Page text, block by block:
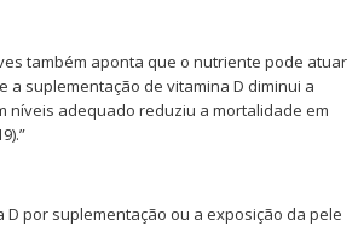
também aponta que o nutriente pode atuar
a suplementação de vitamina D diminui a
níveis adequado reduziu a mortalidade em
por suplementação ou a exposição da pele